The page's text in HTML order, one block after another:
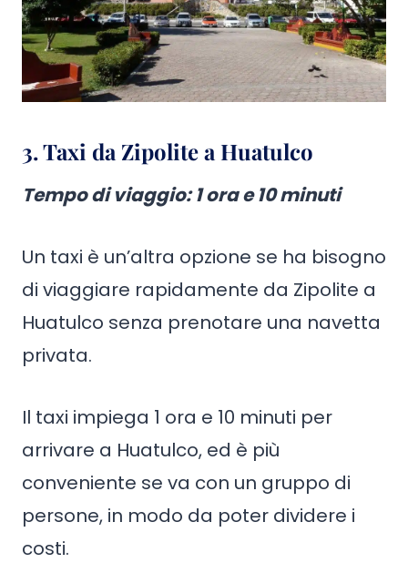
3. Taxi da Zipolite a Huatulco
Tempo di viaggio:1 ora e 10 minuti
Un taxi è un’altra opzione se ha bisogno
di viaggiare rapidamente da Zipolite a
Huatulco senza prenotare una navetta
privata.
Il taxi impiega 1 ora e 10 minuti per
arrivare a Huatulco, ed è più
conveniente se va con un gruppo di
persone, in modo da poter dividere i
costi.